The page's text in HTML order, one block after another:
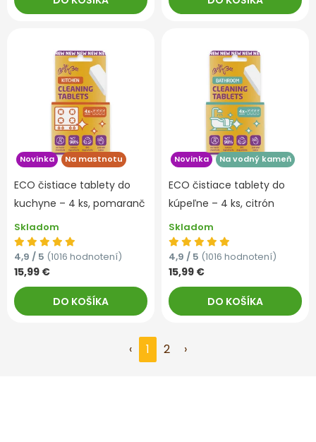
Novinka Na mastnotu
ECO čistiace tablety do
kuchyne – 4 ks, pomaranč
Skladom
4,9 / 5 (1016 hodnotení)
15,99 €
DO KOŠÍKA
Novinka Na vodný kameň
ECO čistiace tablety do
kúpeľne – 4 ks, citrón
Skladom
4,9 / 5 (1016 hodnotení)
15,99 €
DO KOŠÍKA
‹ 1 2 ›